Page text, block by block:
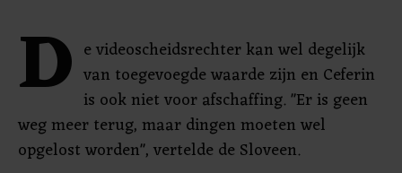
D e videoscheidsrechter kan wel degelijk
van toegevoegde waarde zijn en Ceferin
is ook niet voor afschaffing. "Er is geen
weg meer terug, maar dingen moeten wel
opgelost worden", vertelde de Sloveen.